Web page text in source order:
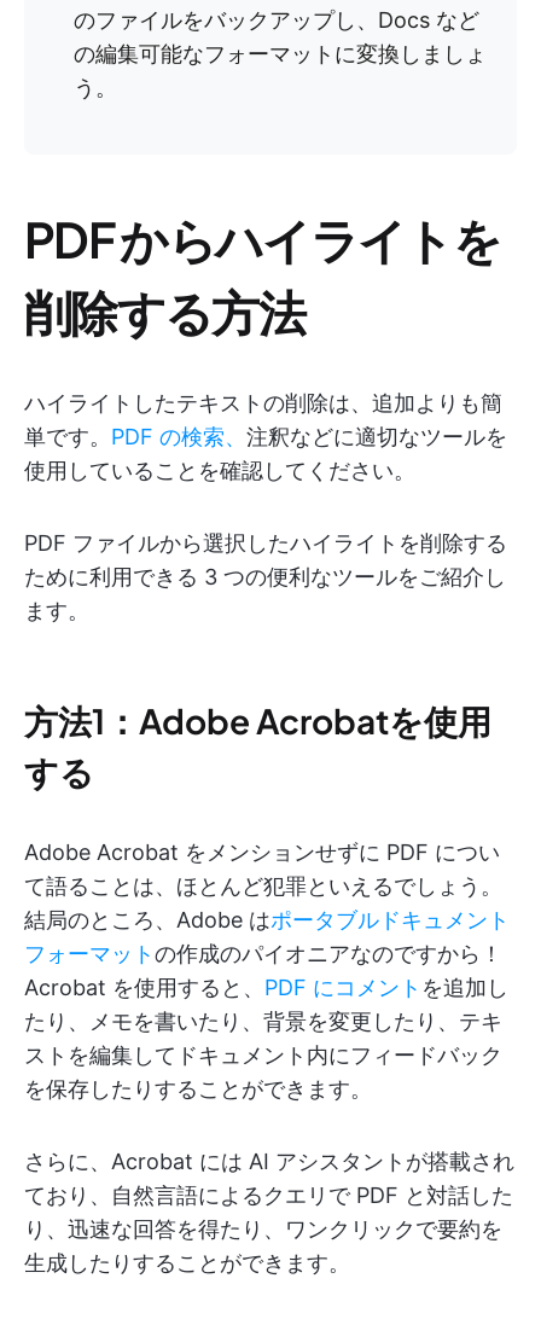
のファイルをバックアップし、Docs など
の編集可能なフォーマットに変換しましょ
う。
PDF からハイライトを
削除する方法
ハイライトしたテキストの削除は、追加よりも簡
単です。 PDF の検索、 注釈などに適切なツールを
使用していることを確認してください。
PDF ファイルから選択したハイライトを削除する
ために利用できる 3 つの便利なツールをご紹介し
ます。
方法1：Adobe Acrobatを使用
する
Adobe Acrobat をメンションせずに PDF につい
て語ることは、ほとんど犯罪といえるでしょう。
結局のところ、Adobe はポータブルドキュメント
フォーマットの作成のパイオニアなのですから！
Acrobat を使用すると、 PDF にコメント を追加し
たり、メモを書いたり、背景を変更したり、テキ
ストを編集してドキュメント内にフィードバック
を保存したりすることができます。
さらに、Acrobat には AI アシスタントが搭載され
ており、自然言語によるクエリで PDF と対話した
り、迅速な回答を得たり、ワンクリックで要約を
生成したりすることができます。